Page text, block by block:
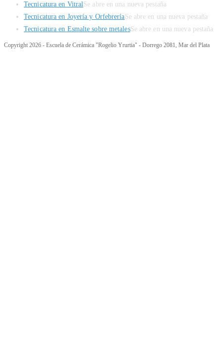
Tecnicatura en VitralSe abre en una nueva pestaña
Tecnicatura en Joyería y OrfebreríaSe abre en una nueva pestaña
Tecnicatura en Esmalte sobre metalesSe abre en una nueva pestaña
Copyright 2026 - Escuela de Cerámica "Rogelio Yrurtia" - Dorrego 2081, Mar del Plata